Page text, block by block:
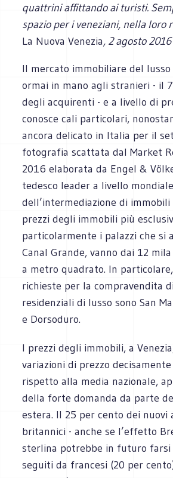
quattrini affittando ai turisti.
spazio per i veneziani, nella loro
La Nuova Venezia, 2 agosto 2016
Il mercato immobiliare del lusso
ormai in mano agli stranieri - il
degli acquirenti - e a livello di
conosce cali particolari,
ancora delicato in Italia per il
fotografia scattata dal Market
2016 elaborata da Engel &
tedesco leader a livello
dell’intermediazione di immobili
prezzi degli immobili più
particolarmente i palazzi che si
Canal Grande, vanno dai 12
a metro quadrato. In
richieste per la compravendita
residenziali di lusso sono San
e Dorsoduro.
I prezzi degli immobili, a
variazioni di prezzo
rispetto alla media nazionale,
della forte domanda da parte
estera. Il 25 per cento dei nuovi
britannici - anche se l’effetto
sterlina potrebbe in futuro farsi
seguiti da francesi (20 per